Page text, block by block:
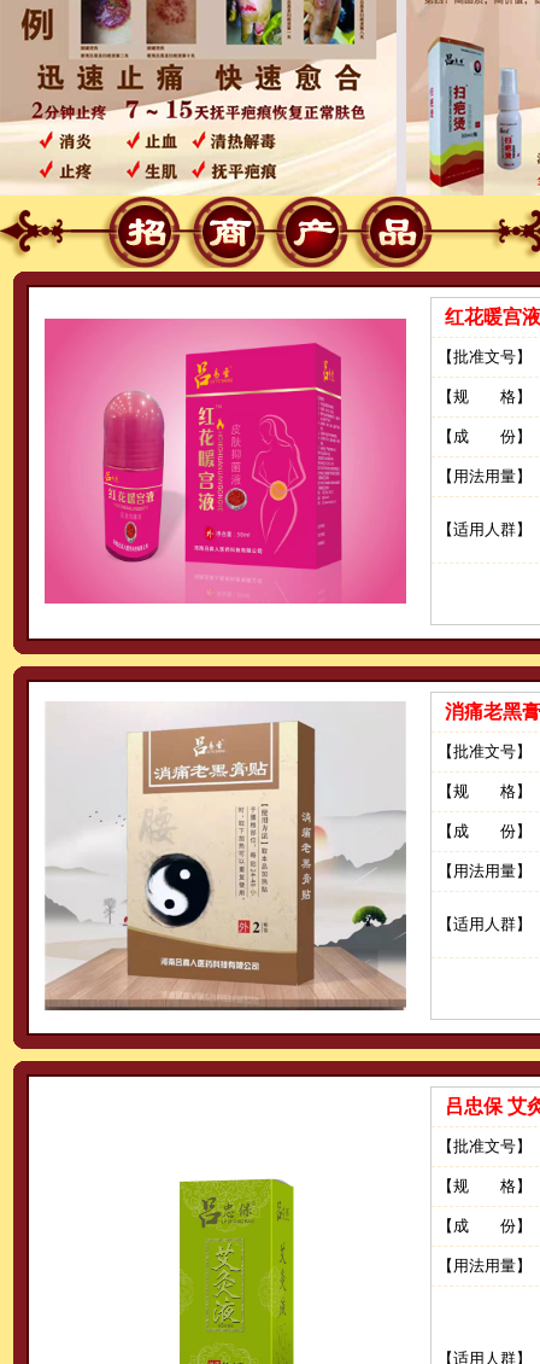
红花暖宫液
【批准文号】
【规 格】
【成 份】
【用法用量】
【适用人群】
消痛老黑
【批准文号】
【规 格】
【成 份】
【用法用量】
【适用人群】
吕忠保 艾
【批准文号】
【规 格】
【成 份】
【用法用量】
【适用人群】